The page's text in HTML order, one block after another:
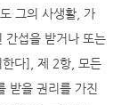
그의 사생활, 가
간섭을 받거나 또는
한다], 제 2항, 모든
받을 권리를 가진